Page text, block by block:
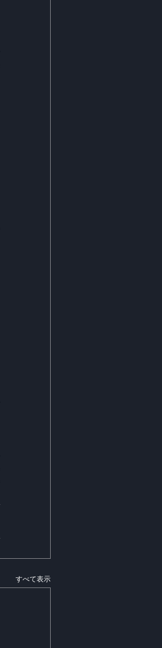
すべて表示